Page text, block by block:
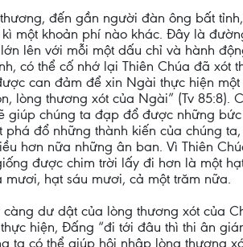
đến gần người đàn ông bất
một khoản phí nào khác. Đây là
lên với mỗi một dấu chỉ và hành
có thể cố nhớ lại Thiên Chúa đã xót
can đảm để xin Ngài thực hiện
lòng thương xót của Ngài” (Tv 85:8).
giúp chúng ta đạp đổ được những
đổ những thành kiến của chúng
hơn nữa những ân ban. Vì Thiên
được chim trời lấy đi hơn là một
hạt sáu mươi, cả một trăm nữa.
dư dật của lòng thương xót của
hiện, Đấng “đi tới đâu thì thi ân
ta có thể giúp hội nhập lòng thương